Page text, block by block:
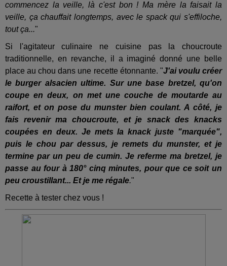
commencez la veille, là c'est bon ! Ma mère la faisait la
veille, ça chauffait longtemps, avec le spack qui s'effiloche,
tout ça..."
Si l'agitateur culinaire ne cuisine pas la choucroute
traditionnelle, en revanche, il a imaginé donné une belle
place au chou dans une recette étonnante. "J'ai voulu créer
le burger alsacien ultime. Sur une base bretzel, qu'on
coupe en deux, on met une couche de moutarde au
raifort, et on pose du munster bien coulant. A côté, je
fais revenir ma choucroute, et je snack des knacks
coupées en deux. Je mets la knack juste "marquée",
puis le chou par dessus, je remets du munster, et je
termine par un peu de cumin. Je referme ma bretzel, je
passe au four à 180° cinq minutes, pour que ce soit un
peu croustillant... Et je me régale."
Recette à tester chez vous !